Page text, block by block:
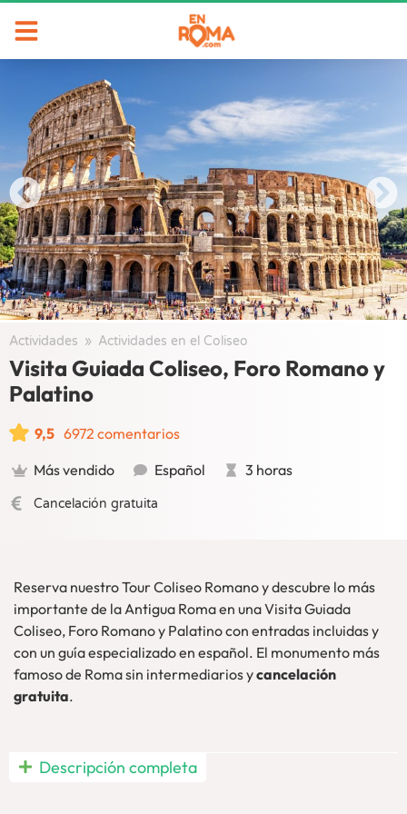
Actividades / Actividades en el Coliseo
Visita Guiada Coliseo, Foro Romano y
Palatino
9,5 6972 comentarios
Más vendido
Español 3 horas
Cancelación gratuita
Reserva nuestro Tour Coliseo Romano y descubre lo más
importante de la Antigua Roma en una Visita Guiada
Coliseo, Foro Romano y Palatino con entradas incluidas y
con un guía especializado en español. El monumento más
famoso de Roma sin intermediarios ycancelación
gratuita.
Visita Guiada Coliseo Roma, Foro y Palatino en español a
Descripción completa